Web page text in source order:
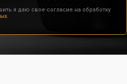
я даю свое согласие на обработку